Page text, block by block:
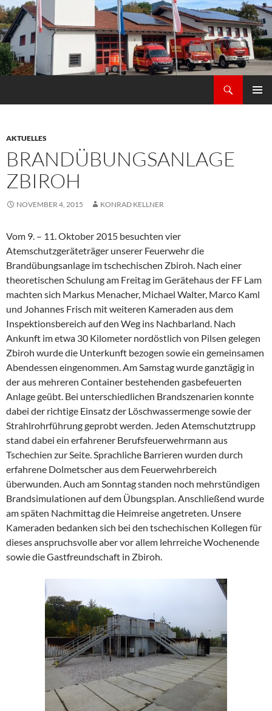
Zum
Inhalt
springen
AKTUELLES
BRANDÜBUNGSANLAGE
ZBIROH
NOVEMBER 4, 2015 KONRAD KELLNER
Vom 9. – 11. Oktober 2015 besuchten vier
Atemschutzgeräteträger unserer Feuerwehr die
Brandübungsanlage im tschechischen Zbiroh. Nach einer
theoretischen Schulung am Freitag im Gerätehaus der FF Lam
machten sich Markus Menacher, Michael Walter, Marco Kaml
und Johannes Frisch mit weiteren Kameraden aus dem
Inspektionsbereich auf den Weg ins Nachbarland. Nach
Ankunft im etwa 30 Kilometer nordöstlich von Pilsen gelegen
Zbiroh wurde die Unterkunft bezogen sowie ein gemeinsamen
Abendessen eingenommen. Am Samstag wurde ganztägig in
der aus mehreren Container bestehenden gasbefeuerten
Anlage geübt. Bei unterschiedlichen Brandszenarien konnte
dabei der richtige Einsatz der Löschwassermenge sowie der
Strahlrohrführung geprobt werden. Jeden Atemschutztrupp
stand dabei ein erfahrener Berufsfeuerwehrmann aus
Tschechien zur Seite. Sprachliche Barrieren wurden durch
erfahrene Dolmetscher aus dem Feuerwehrbereich
überwunden. Auch am Sonntag standen noch mehrstündigen
Brandsimulationen auf dem Übungsplan. Anschließend wurde
am späten Nachmittag die Heimreise angetreten. Unsere
Kameraden bedanken sich bei den tschechischen Kollegen für
dieses anspruchsvolle aber vor allem lehrreiche Wochenende
sowie die Gastfreundschaft in Zbiroh.